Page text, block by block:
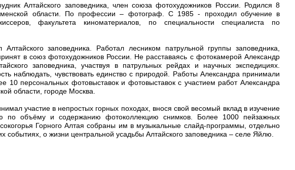
Алтайского заповедника, член союза фотохудожников России. Родился 8
области. По профессии – фотограф. С 1985 - проходил обучение в
факультета киноматериалов, по специальности специалиста по
заповедника. Работал лесником патрульной группы заповедника,
в союз фотохудожников России. Не расставаясь с фотокамерой Александр
заповедника, участвуя в патрульных рейдах и научных экспедициях.
наблюдать, чувствовать единство с природой. Работы Александра принимали
10 персональных фотовыставок и фотовыставок с участием работ Александра
области, городе Москва.
участие в непростых горных походах, внося свой весомый вклад в изучение
по объёму и содержанию фотоколлекцию снимков. Более 1000 пейзажных
Горного Алтая собраны им в музыкальные слайд-программы, отдельно
событиях, о жизни центральной усадьбы Алтайского заповедника – селе Яйлю.